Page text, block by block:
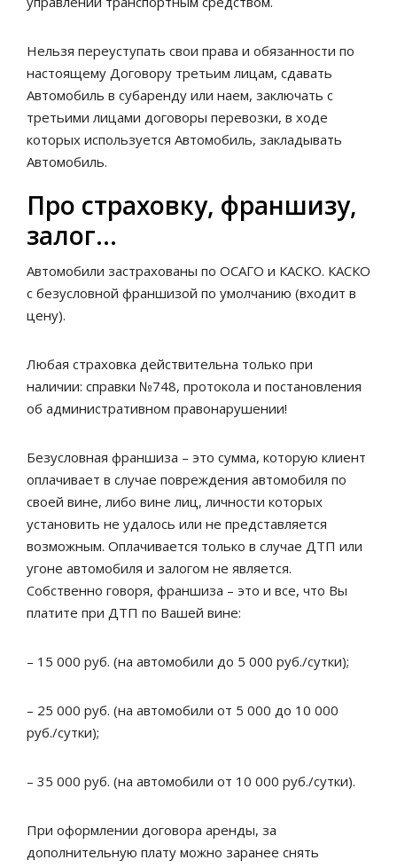
Нельзя переуступать свои права и обязанности по
настоящему Договору третьим лицам, сдавать
Автомобиль в субаренду или наем, заключать с
третьими лицами договоры перевозки, в ходе
которых используется Автомобиль, закладывать
Автомобиль.
Про страховку, франшизу,
залог…
Автомобили застрахованы по ОСАГО и КАСКО. КАСКО
с безусловной франшизой по умолчанию (входит в
цену).
Любая страховка действительна только при
наличии: справки №748, протокола и постановления
об административном правонарушении!
Безусловная франшиза – это сумма, которую клиент
оплачивает в случае повреждения автомобиля по
своей вине, либо вине лиц, личности которых
установить не удалось или не представляется
возможным. Оплачивается только в случае ДТП или
угоне автомобиля и залогом не является.
Собственно говоря, франшиза – это и все, что Вы
платите при ДТП по Вашей вине:
– 15 000 руб. (на автомобили до 5 000 руб./сутки);
– 25 000 руб. (на автомобили от 5 000 до 10 000
руб./сутки);
– 35 000 руб. (на автомобили от 10 000 руб./сутки).
При оформлении договора аренды, за
дополнительную плату можно заранее снять